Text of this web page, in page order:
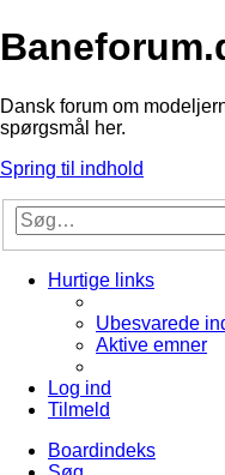
Dansk forum om
spørgsmål her.
Spring til indhold
Hurtige links
Ubesvarede
Aktive emner
Log ind
Tilmeld
Boardindeks